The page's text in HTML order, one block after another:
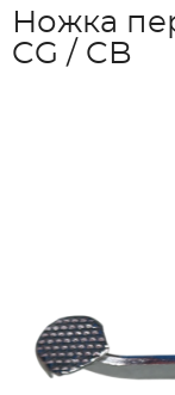
Ножка
CG / CB